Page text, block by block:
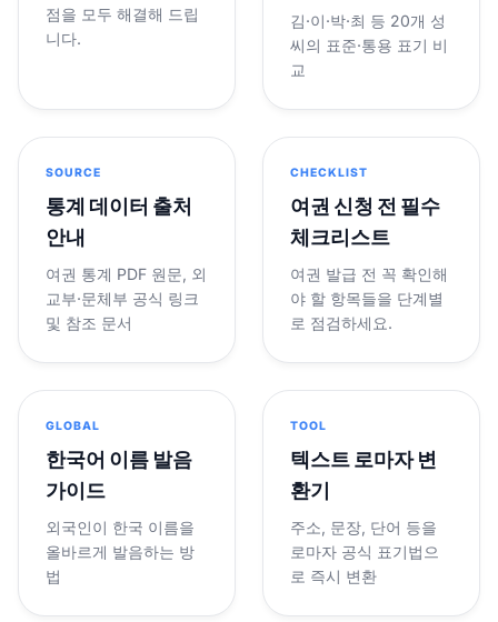
점을 모두 해결해 드립
니다.
김·이·박·최 등 20개 성
씨의 표준·통용 표기 비
교
SOURCE
통계 데이터 출처
안내
여권 통계 PDF 원문, 외
교부·문체부 공식 링크
및 참조 문서
CHECKLIST
여권 신청 전 필수
체크리스트
여권 발급 전 꼭 확인해
야 할 항목들을 단계별
로 점검하세요.
GLOBAL
한국어 이름 발음
가이드
외국인이 한국 이름을
올바르게 발음하는 방
법
TOOL
텍스트 로마자 변
환기
주소, 문장, 단어 등을
로마자 공식 표기법으
로 즉시 변환